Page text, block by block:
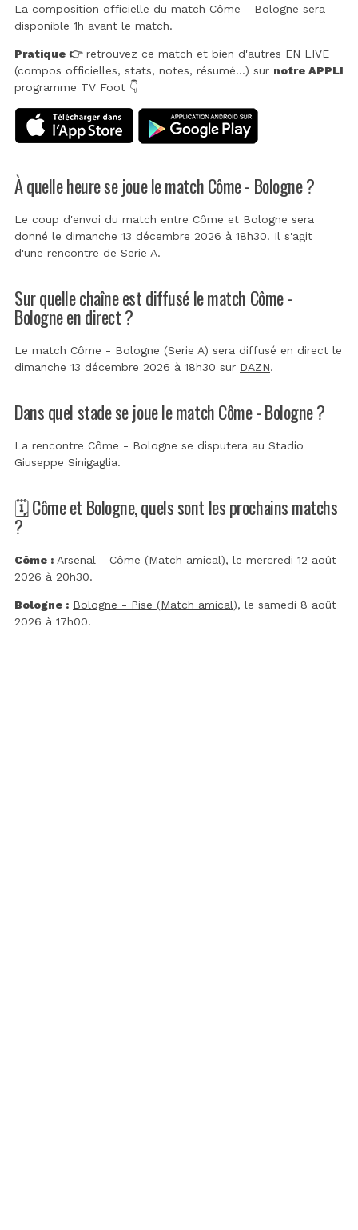
La composition officielle du match Côme - Bologne sera
disponible 1h avant le match.
Pratique 👉retrouvez ce match et bien d'autres EN LIVE
(compos officielles, stats, notes, résumé...) sur notre APPLI
programme TV Foot 👇
À quelle heure se joue le match Côme - Bologne ?
Le coup d'envoi du match entre Côme et Bologne sera
donné le dimanche 13 décembre 2026 à 18h30. Il s'agit
d'une rencontre de Serie A.
Sur quelle chaîne est diffusé le match Côme -
Bologne en direct ?
Le match Côme - Bologne (Serie A) sera diffusé en direct le
dimanche 13 décembre 2026 à 18h30 sur DAZN.
Dans quel stade se joue le match Côme - Bologne ?
La rencontre Côme - Bologne se disputera au Stadio
Giuseppe Sinigaglia.
🗓️ Côme et Bologne, quels sont les prochains matchs
?
Côme : Arsenal - Côme (Match amical), le mercredi 12 août
2026 à 20h30.
Bologne : Bologne - Pise (Match amical), le samedi 8 août
2026 à 17h00.